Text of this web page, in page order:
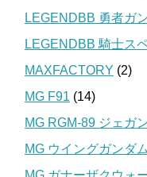
LEGENDBB 勇者ガ
LEGENDBB 騎士ス
MAXFACTORY (2)
MG F91 (14)
MG RGM-89 ジェガ
MG ウイングガンダ